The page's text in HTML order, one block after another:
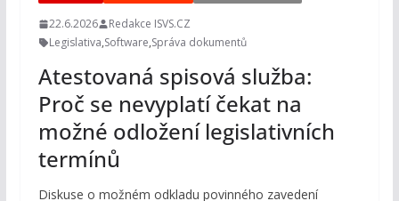
22.6.2026
Redakce ISVS.CZ
Legislativa,Software,Správa dokumentů
Atestovaná spisová služba:
Proč se nevyplatí čekat na
možné odložení legislativních
termínů
Diskuse o možném odkladu povinného zavedení